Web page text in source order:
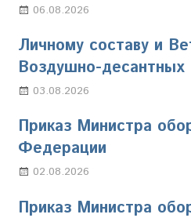
06.08.2026
Личному составу и
Воздушно-десантных
03.08.2026
Приказ Министра
Федерации
02.08.2026
Приказ Министра